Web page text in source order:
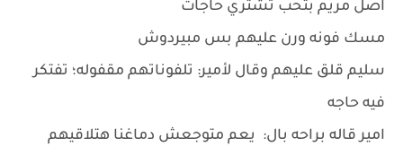
اصل مريم بتحب تشتري حاجات
مسك فونه ورن عليهم بس مبيردوش
سليم قلق عليهم وقال لأمير: تلفوناتهم مقفوله؛ تفتكر
فيه حاجه
امير قاله براحه بال: يعم متوجعش دماغنا هتلاقيهم